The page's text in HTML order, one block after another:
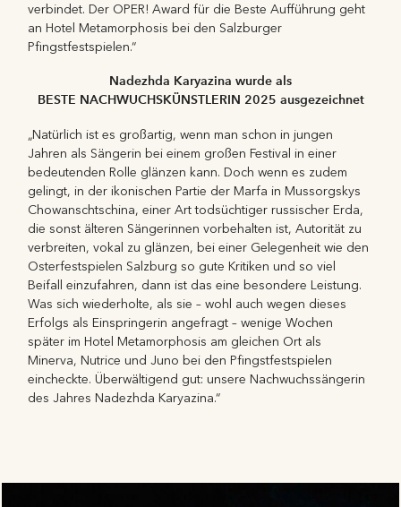
verbindet. Der OPER! Award für die Beste Aufführung geht
an Hotel Metamorphosis bei den Salzburger
Pfingstfestspielen.“
Nadezhda Karyazina wurde als
BESTE NACHWUCHSKÜNSTLERIN 2025 ausgezeichnet
„Natürlich ist es großartig, wenn man schon in jungen
Jahren als Sängerin bei einem großen Festival in einer
bedeutenden Rolle glänzen kann. Doch wenn es zudem
gelingt, in der ikonischen Partie der Marfa in Mussorgskys
Chowanschtschina, einer Art todsüchtiger russischer Erda,
die sonst älteren Sängerinnen vorbehalten ist, Autorität zu
verbreiten, vokal zu glänzen, bei einer Gelegenheit wie den
Osterfestspielen Salzburg so gute Kritiken und so viel
Beifall einzufahren, dann ist das eine besondere Leistung.
Was sich wiederholte, als sie – wohl auch wegen dieses
Erfolgs als Einspringerin angefragt – wenige Wochen
später im Hotel Metamorphosis am gleichen Ort als
Minerva, Nutrice und Juno bei den Pfingstfestspielen
eincheckte. Überwältigend gut: unsere Nachwuchssängerin
des Jahres Nadezhda Karyazina.“